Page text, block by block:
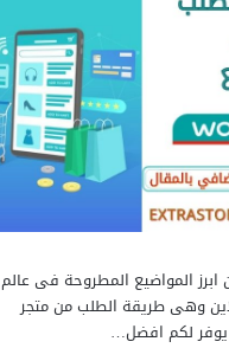
المواضيع المطروحة فى عالم
وهى طريقة الطلب من متجر